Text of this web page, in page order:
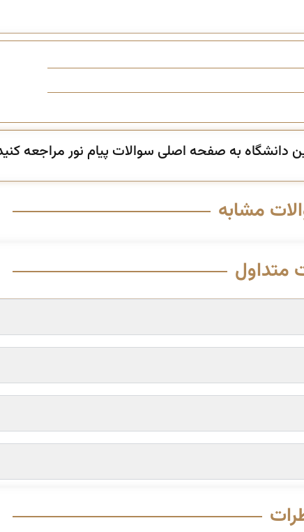
دانشگاه به صفحه اصلی سوالات پیام نور مراجعه
مشابه
متداول